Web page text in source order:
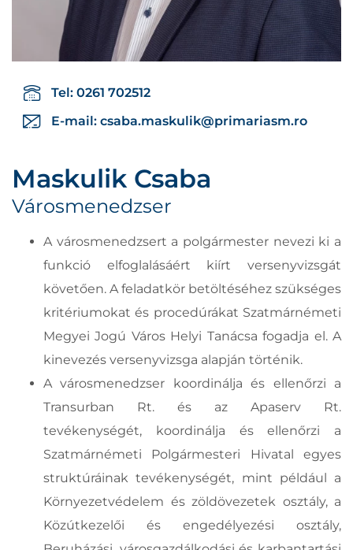
Tel: 0261 702512
E-mail: csaba.maskulik@primariasm.ro
Maskulik Csaba
Városmenedzser
A városmenedzsert a polgármester nevezi ki a
funkció elfoglalásáért kiírt versenyvizsgát
követően. A feladatkör betöltéséhez szükséges
kritériumokat és procedúrákat Szatmárnémeti
Megyei Jogú Város Helyi Tanácsa fogadja el. A
kinevezés versenyvizsga alapján történik.
A városmenedzser koordinálja és ellenőrzi a
Transurban Rt. és az Apaserv Rt.
tevékenységét, koordinálja és ellenőrzi a
Szatmárnémeti Polgármesteri Hivatal egyes
struktúráinak tevékenységét, mint például a
Környezetvédelem és zöldövezetek osztály, a
Közútkezelői és engedélyezési osztály,